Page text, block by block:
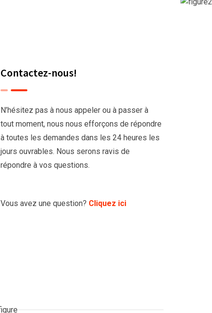
Contactez-nous!
N’hésitez pas à nous appeler ou à passer à
tout moment, nous nous efforçons de répondre
à toutes les demandes dans les 24 heures les
jours ouvrables. Nous serons ravis de
répondre à vos questions.
Vous avez une question? Cliquez ici